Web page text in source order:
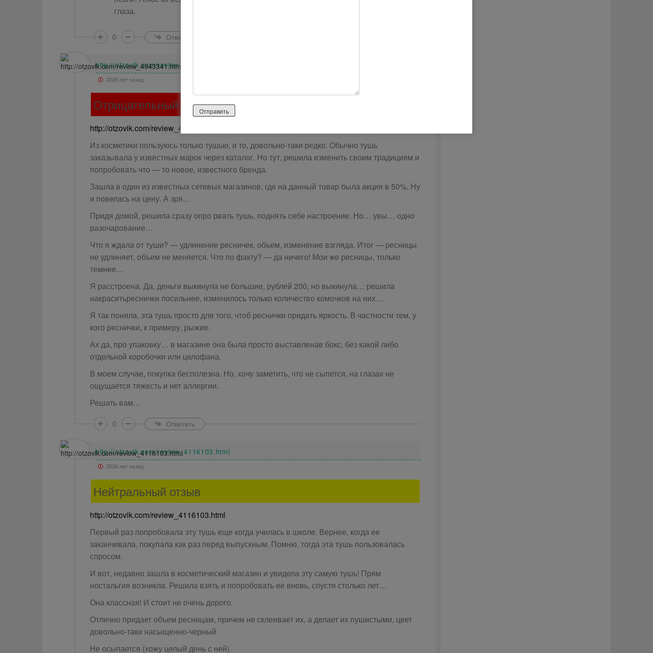
глаза.
0 Ответить
http://otzovik.com/review_4943341.html
2026 лет назад
Отрицательный отзыв
http://otzovik.com/review_4943341.html
Из косметики пользуюсь только тушью, и то, довольно-таки редко. Обычно тушь
заказывала у известных марок через каталог. Но тут, решила изменить своим традициям и
попробовать что — то новое, известного бренда.
Зашла в один из известных сетевых магазинов, где на данный товар была акция в 50%. Ну
и повелась на цену. А зря…
Придя домой, решила сразу опро рвать тушь, поднять себе настроение. Но… увы… одно
разочарование…
Что я ждала от туши? — удлинение ресничек, объем, изменение взгляда. Итог — ресницы
не удлиняет, объем не меняется. Что по факту? — да ничего! Мои же ресницы, только
темнее…
Я расстроена. Да, деньги выкинула не большие, рублей 200, но выкинула… решила
накраситьреснички посильнее, изменилось только количество комочков на них…
Я так поняла, эта тушь просто для того, чтоб реснички придать яркость. В частности тем, у
кого реснички, к примеру, рыжие.
Ах да, про упаковку… в магазине она была просто выставленав бокс, без какой либо
отдельной коробочки или целофана.
В моем случае, покупка бесполезна. Но, хочу заметить, что не сыпется, на глазах не
ощущается тяжесть и нет аллергии.
Решать вам…
0
Ответить
http://otzovik.com/review_4116103.html
2026 лет назад
Нейтральный отзыв
http://otzovik.com/review_4116103.html
Первый раз попробовала эту тушь еще когда училась в школе. Вернее, когда ее
заканчивала, покупала как раз перед выпускным. Помню, тогда эта тушь пользовалась
спросом.
И вот, недавно зашла в косметический магазин и увидела эту самую тушь! Прям
ностальгия возникла. Решила взять и попробовать ее вновь, спустя столько лет…
Она классная! И стоит не очень дорого.
Отлично придает объем ресницам, причем не склеивает их, а делает их пушистыми, цвет
довольно-таки насыщенно-черный
Не осыпается (хожу целый день с ней).